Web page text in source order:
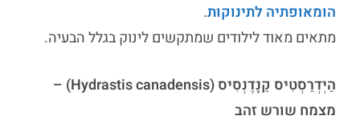
הומאופתיה לתינוקות.
מתאים מאוד לילודים שמתקשים לינוק בגלל הבעיה.
הַיְדְרַסְטִיס קַנָדֶנְסִיס (Hydrastis canadensis) –
מצמח שורש זהב